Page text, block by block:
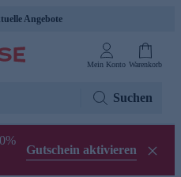
Angebote
Mein Konto Warenkorb
Suchen
Gutschein aktivieren